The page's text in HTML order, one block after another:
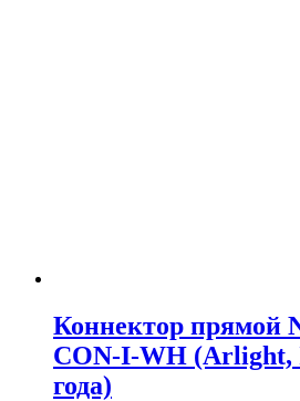
Коннектор прямой
CON-I-WH (Arlight,
года)